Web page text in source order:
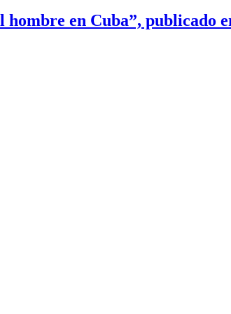
hombre en Cuba”, publicado